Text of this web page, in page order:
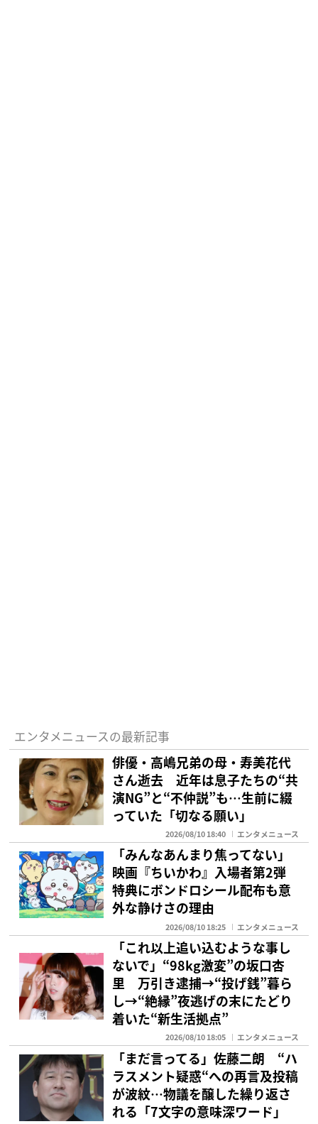
エンタメニュースの最新記事
俳優・高嶋兄弟の母・寿美花代
さん逝去 近年は息子たちの“共
演NG”と“不仲説”も…生前に綴
っていた「切なる願い」
2026/08/10 18:40 エンタメニュース
「みんなあんまり焦ってない」
映画『ちいかわ』入場者第2弾
特典にボンドロシール配布も意
外な静けさの理由
2026/08/10 18:25 エンタメニュース
「これ以上追い込むような事し
ないで」“98kg激変”の坂口杏
里 万引き逮捕→“投げ銭”暮ら
し→“絶縁”夜逃げの末にたどり
着いた“新生活拠点”
2026/08/10 18:05 エンタメニュース
「まだ言ってる」佐藤二朗 “ハ
ラスメント疑惑“への再言及投稿
が波紋…物議を醸した繰り返さ
れる「7文字の意味深ワード」